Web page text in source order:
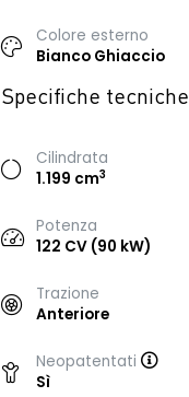
Colore esterno
Bianco Ghiaccio
Specifiche tecniche
Cilindrata
1.199 cm3
Potenza
122 CV (90 kW)
Trazione
Anteriore
Neopatentati
Sì